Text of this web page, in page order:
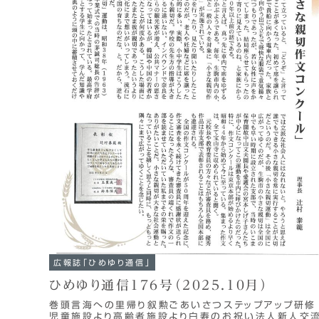
広報誌「ひめゆり通信」
ひめゆり通信176号（2025.10月）
巻頭言海への里帰り叙勲ごあいさつステップアップ研修
児童施設より高齢者施設より白寿のお祝い法人新人交